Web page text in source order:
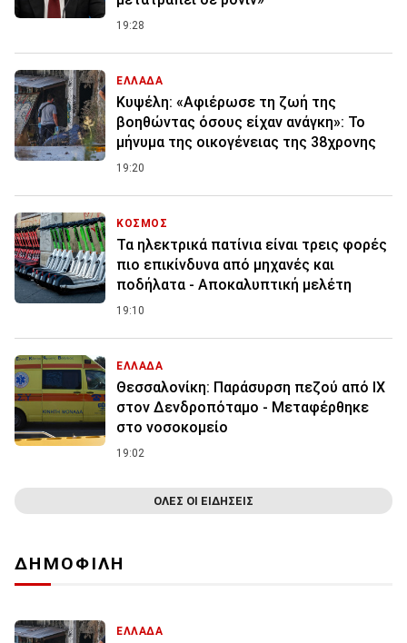
19:28
ΕΛΛΑΔΑ
Κυψέλη: «Αφιέρωσε τη ζωή της
βοηθώντας όσους είχαν ανάγκη»: Το
μήνυμα της οικογένειας της 38χρονης
19:20
ΚΟΣΜΟΣ
Τα ηλεκτρικά πατίνια είναι τρεις φορές
πιο επικίνδυνα από μηχανές και
ποδήλατα - Αποκαλυπτική μελέτη
19:10
ΕΛΛΑΔΑ
Θεσσαλονίκη: Παράσυρση πεζού από ΙΧ
στον Δενδροπόταμο - Μεταφέρθηκε
στο νοσοκομείο
19:02
ΟΛΕΣ ΟΙ ΕΙΔΗΣΕΙΣ
ΔΗΜΟΦΙΛΗ
ΕΛΛΑΔΑ